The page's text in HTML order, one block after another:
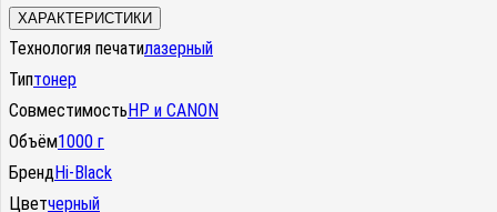
ХАРАКТЕРИСТИКИ
Технология печатилазерный
Типтонер
СовместимостьHP и CANON
Объём1000 г
БрендHi-Black
Цветчерный